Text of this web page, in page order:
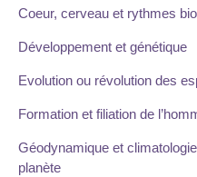
Coeur, cerveau et rythmes
Développement et génétique
Evolution ou révolution des
Formation et filiation de
Géodynamique et
planète